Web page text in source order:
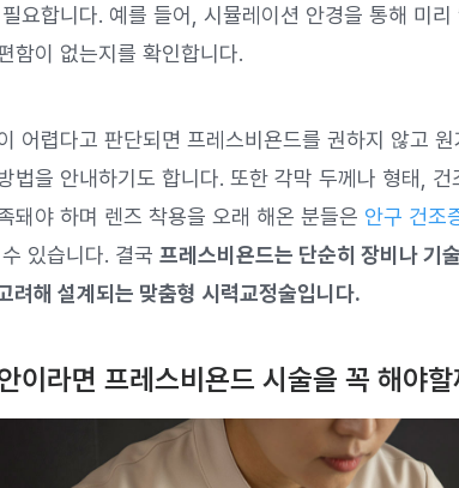
요합니다. 예를 들어, 시뮬레이션 안경을 통해 미리
함이 없는지를 확인합니다.
어렵다고 판단되면 프레스비욘드를 권하지 않고
법을 안내하기도 합니다. 또한 각막 두께나 형태,
돼야 하며 렌즈 착용을 오래 해온 분들은 안구 건조
있습니다. 결국 프레스비욘드는 단순히 장비나 기
려해 설계되는 맞춤형 시력교정술입니다.
이라면 프레스비욘드 시술을 꼭 해야